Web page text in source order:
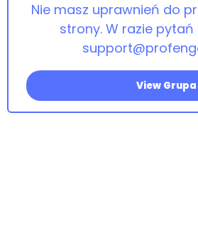
Nie masz uprawnień do
strony. W razie pytań
View Grupa